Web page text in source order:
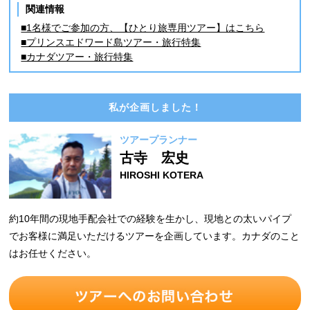
関連情報
■1名様でご参加の方、【ひとり旅専用ツアー】はこちら
■プリンスエドワード島ツアー・旅行特集
■カナダツアー・旅行特集
私が企画しました！
ツアープランナー
古寺 宏史
HIROSHI KOTERA
約10年間の現地手配会社での経験を生かし、現地との太いパイプ
でお客様に満足いただけるツアーを企画しています。カナダのこと
はお任せください。